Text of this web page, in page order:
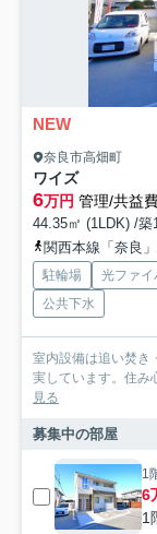
NEW
奈良市高畑町
ワイズ
6万円 管理/共益
44.35㎡ (1LDK) /築
関西本線「奈良
駐輪場 光ファイ
公共下水
室内設備は追い焚き
実しています。住み
見る
募集中の部屋
1
6
1